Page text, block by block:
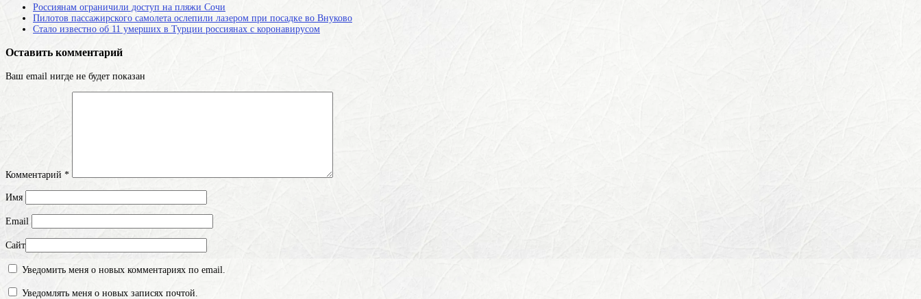
Россиянам ограничили доступ на пляжи Сочи
Пилотов пассажирского самолета ослепили лазером при посадке во Внуково
Стало известно об 11 умерших в Турции россиянах с коронавирусом
Оставить комментарий
Ваш email нигде не будет показан
Комментарий *
Имя
Email
Сайт
Уведомить меня о новых комментариях по email.
Уведомлять меня о новых записях почтой.